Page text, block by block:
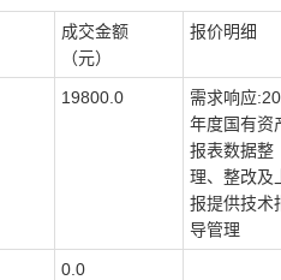
成交金额
（元）
报价明细
19800.0
需求响应
年度国有资
报表数据整
理、整改及
报提供技术
导管理
0.0